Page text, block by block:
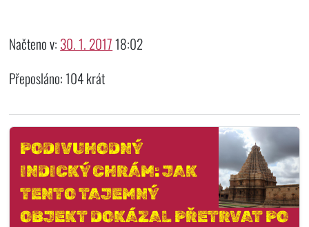
Načteno v: 30. 1. 201718:02
Přeposláno: 104 krát
PODIVUHODNÝ
INDICKÝ CHRÁM: JAK
TENTO TAJEMNÝ
OBJEKT DOKÁZAL PŘETRVAT PO